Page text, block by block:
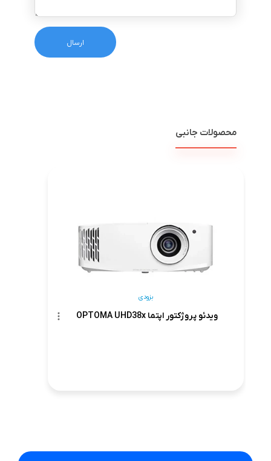
محصولات جانبی
ویدئو پروژکتور اپتما OPTOMA UHD38x
بزودی